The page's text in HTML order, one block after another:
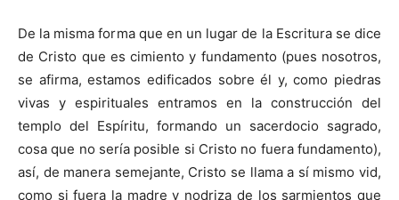
De la misma forma que en un lugar de la Escritura se dice
de Cristo que es cimiento y fundamento (pues nosotros,
se afirma, estamos edificados sobre él y, como piedras
vivas y espirituales entramos en la construcción del
templo del Espíritu, formando un sacerdocio sagrado,
cosa que no sería posible si Cristo no fuera fundamento),
así, de manera semejante, Cristo se llama a sí mismo vid,
como si fuera la madre y nodriza de los sarmientos que